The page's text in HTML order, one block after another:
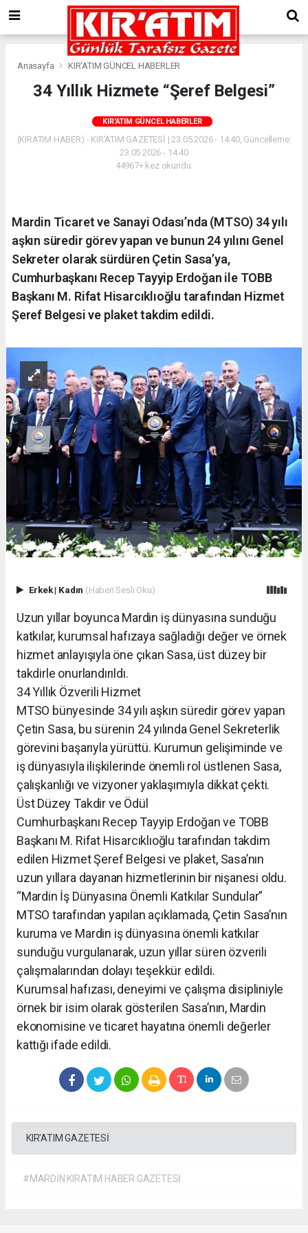
Anasayfa KIR'ATIM GÜNCEL HABERLER
34 Yıllık Hizmete “Şeref Belgesi”
KIR'ATIM GÜNCEL HABERLER
(KIRATIM HABER) - KIR'ATIM GAZETESİ | 23.05.2026 - 14:40, Güncelleme:
23.05.2026 - 14:40
44967+ kez okundu.
Mardin Ticaret ve Sanayi Odası’nda (MTSO) 34 yılı
aşkın süredir görev yapan ve bunun 24 yılını Genel
Sekreter olarak sürdüren Çetin Sasa’ya,
Cumhurbaşkanı Recep Tayyip Erdoğan ile TOBB
Başkanı M. Rifat Hisarcıklıoğlu tarafından Hizmet
Şeref Belgesi ve plaket takdim edildi.
Erkek| Kadın (Haberi Sesli Oku)
Uzun yıllar boyunca Mardin iş dünyasına sunduğu
katkılar, kurumsal hafızaya sağladığı değer ve örnek
hizmet anlayışıyla öne çıkan Sasa, üst düzey bir
takdirle onurlandırıldı.
34 Yıllık Özverili Hizmet
MTSO bünyesinde 34 yılı aşkın süredir görev yapan
Çetin Sasa, bu sürenin 24 yılında Genel Sekreterlik
görevini başarıyla yürüttü. Kurumun gelişiminde ve
iş dünyasıyla ilişkilerinde önemli rol üstlenen Sasa,
çalışkanlığı ve vizyoner yaklaşımıyla dikkat çekti.
Üst Düzey Takdir ve Ödül
Cumhurbaşkanı Recep Tayyip Erdoğan ve TOBB
Başkanı M. Rifat Hisarcıklıoğlu tarafından takdim
edilen Hizmet Şeref Belgesi ve plaket, Sasa’nın
uzun yıllara dayanan hizmetlerinin bir nişanesi oldu.
“Mardin İş Dünyasına Önemli Katkılar Sundular”
MTSO tarafından yapılan açıklamada, Çetin Sasa’nın
kuruma ve Mardin iş dünyasına önemli katkılar
sunduğu vurgulanarak, uzun yıllar süren özverili
çalışmalarından dolayı teşekkür edildi.
Kurumsal hafızası, deneyimi ve çalışma disipliniyle
örnek bir isim olarak gösterilen Sasa’nın, Mardin
ekonomisine ve ticaret hayatına önemli değerler
kattığı ifade edildi.
KIR'ATIM GAZETESİ
#MARDİN KIRATIM HABER GAZETESİ